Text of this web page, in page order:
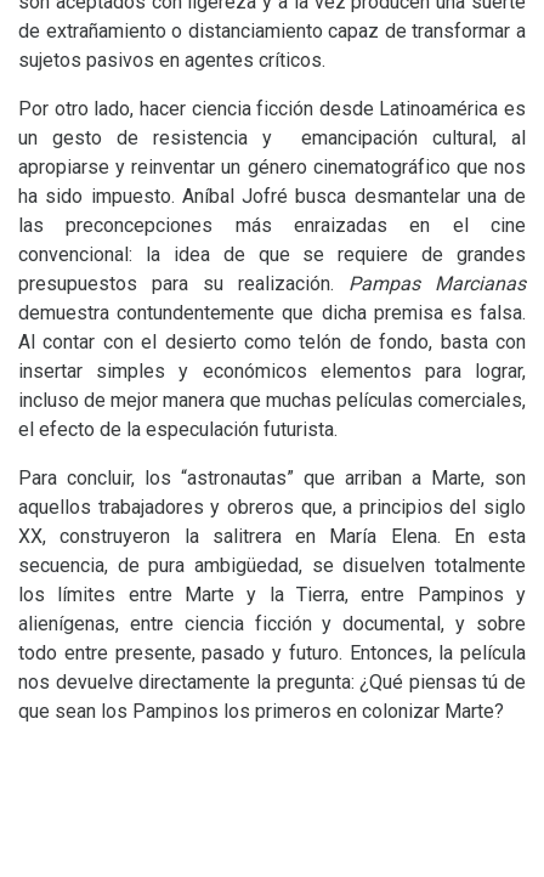
de extrañamiento o distanciamiento capaz de transformar a
sujetos pasivos en agentes críticos.
Por otro lado, hacer ciencia ficción desde Latinoamérica es
un gesto de resistencia y emancipación cultural, al
apropiarse y reinventar un género cinematográfico que nos
ha sido impuesto. Aníbal Jofré busca desmantelar una de
las preconcepciones más enraizadas en el cine
convencional: la idea de que se requiere de grandes
presupuestos para su realización. Pampas Marcianas
demuestra contundentemente que dicha premisa es falsa.
Al contar con el desierto como telón de fondo, basta con
insertar simples y económicos elementos para lograr,
incluso de mejor manera que muchas películas comerciales,
el efecto de la especulación futurista.
Para concluir, los “astronautas” que arriban a Marte, son
aquellos trabajadores y obreros que, a principios del siglo
XX, construyeron la salitrera en María Elena. En esta
secuencia, de pura ambigüedad, se disuelven totalmente
los límites entre Marte y la Tierra, entre Pampinos y
alienígenas, entre ciencia ficción y documental, y sobre
todo entre presente, pasado y futuro. Entonces, la película
nos devuelve directamente la pregunta: ¿Qué piensas tú de
que sean los Pampinos los primeros en colonizar Marte?